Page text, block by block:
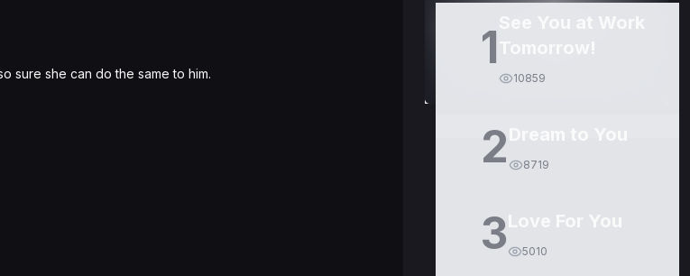
sure she can do the same to him. 1
10859
2 Dream to You
8719
3Love For You
5010